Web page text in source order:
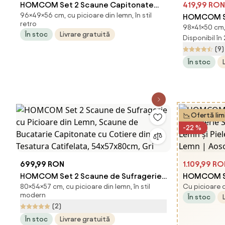
HOMCOM Set 2 Scaune Capitonate
Vintage, Design Elegant, pentru Living
sau Sufragerie, Albe | Aosom Romania
96×49×56 cm, cu picioare din lemn, în stil
retro
În stoc
Livrare gratuită
419,99 RON
HOMCOM
Sufragerie
Moderne
41x50x98
98×41×50
Disponibil în
(9)
În stoc
699,99 RON
HOMCOM Set 2 Scaune de Sufragerie
cu Picioare din Lemn, Scaune de
Bucatarie Capitonate cu Cotiere din
Tesatura Catifelata, 54x57x80cm, Gri
80×54×57 cm, cu picioare din lemn, în stil
modern
(2)
În stoc
Livrare gratuită
Ofertă
-22 %
1.109,99
HOMCOM
Sufragerie
Lemn și
Cu picioare
În stoc